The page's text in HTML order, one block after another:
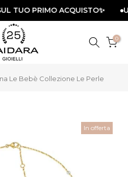
PRIMO ACQUISTO✨
0
Le Bebè Collezione Le Perle
In offerta